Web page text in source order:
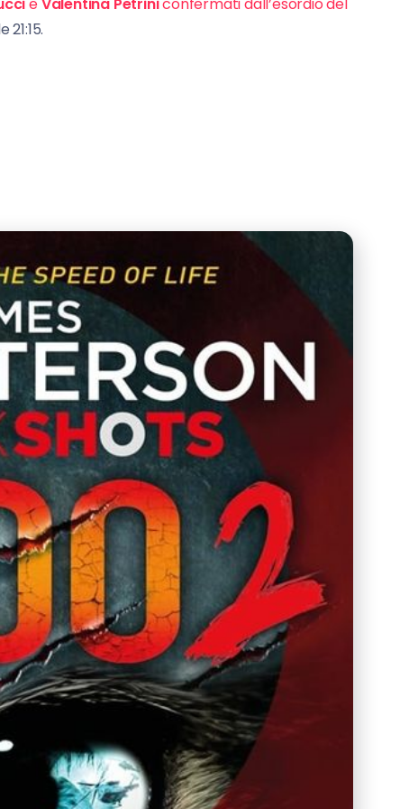
eValentina Petriniconfermati dall’esordio del
21:15.